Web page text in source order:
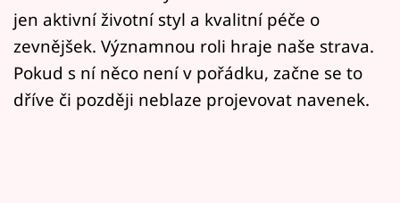
Mámy sobě
Přihlášení
jen aktivní životní styl a kvalitní péče o
zevnějšek. Významnou roli hraje naše strava.
Pokud s ní něco není v pořádku, začne se to
dříve či později neblaze projevovat navenek.